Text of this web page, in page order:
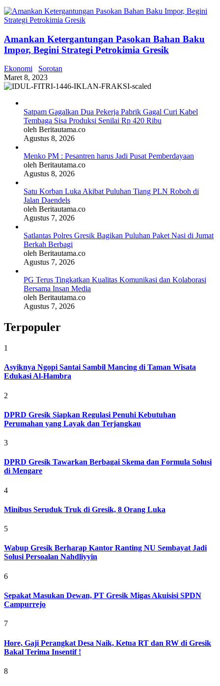
Amankan Ketergantungan Pasokan Bahan Baku
Impor, Begini Strategi Petrokimia Gresik
Ekonomi
Sorotan
Maret 8, 2023
Satpam Gagalkan Dua Pekerja Pabrik Gagal Curi Kabel
Tembaga Sisa Produksi Senilai Rp 420 Ribu
oleh Beritautama.co
Agustus 8, 2026
Menko PM : Pesantren harus Jadi Pusat Pemberdayaan
oleh Beritautama.co
Agustus 8, 2026
Satu Korban Luka Akibat Puluhan Tiang PLN Roboh di
Jalan Daendels
oleh Beritautama.co
Agustus 7, 2026
Satlantas Polres Gresik Bagikan Puluhan Paket Nasi di Jumat
Berkah Berbagi
oleh Beritautama.co
Agustus 7, 2026
PG Terus Tingkatkan Kualitas Komunikasi dan Kolaborasi
Bersama Insan Media
oleh Beritautama.co
Agustus 7, 2026
Terpopuler
1
Asyiknya Ngopi Santai Sambil Mancing di Taman Wisata
Edukasi Al-Hambra
2
DPRD Gresik Siapkan Regulasi Penuhi Kebutuhan
Perumahan yang Layak dan Terjangkau
3
DPRD Gresik Tawarkan Berbagai Skema dan Formula Solusi
di Mengare
4
Minibus Seruduk Truk di Gresik, 8 Orang Luka
5
Wabup Gresik Berharap Kantor Ranting NU Sembayat Jadi
Solusi Persoalan Nahdliyyin
6
Sepakat Masukan Dewan, PT Gresik Migas Akuisisi SPDN
Campurrejo
7
Hore, Gaji Perangkat Desa Naik, Ketua RT dan RW di Gresik
Bakal Terima Insentif !
8